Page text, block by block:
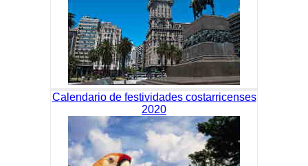
Calendario de festividades costarricenses
2020